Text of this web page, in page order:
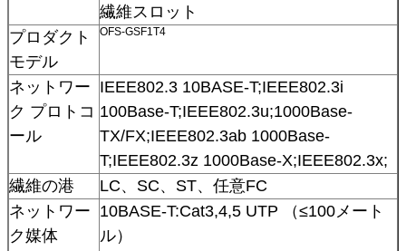
繊維スロット
プロダクト
モデル
OFS-GSF1T4
ネットワー
ク プロトコ
ール
IEEE802.3 10BASE-T;IEEE802.3i
100Base-T;IEEE802.3u;1000Base-
TX/FX;IEEE802.3ab 1000Base-
T;IEEE802.3z 1000Base-X;IEEE802.3x;
繊維の港
LC、SC、ST、任意FC
ネットワー
ク媒体
10BASE-T:Cat3,4,5 UTP （≤100メート
ル）